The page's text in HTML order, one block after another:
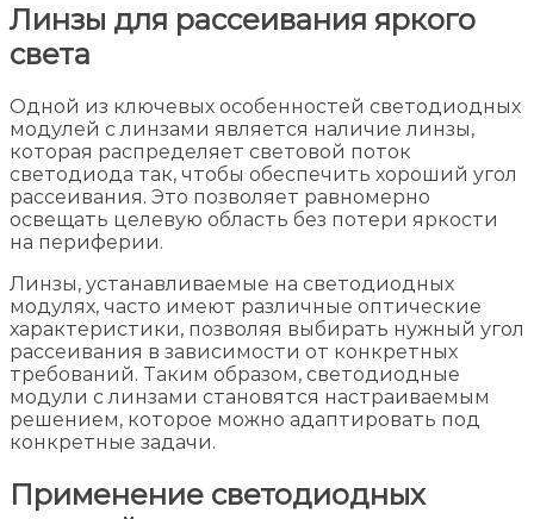
Линзы для рассеивания яркого
света
Одной из ключевых особенностей светодиодных
модулей с линзами является наличие линзы,
которая распределяет световой поток
светодиода так, чтобы обеспечить хороший угол
рассеивания. Это позволяет равномерно
освещать целевую область без потери яркости
на периферии.
Линзы, устанавливаемые на светодиодных
модулях, часто имеют различные оптические
характеристики, позволяя выбирать нужный угол
рассеивания в зависимости от конкретных
требований. Таким образом, светодиодные
модули с линзами становятся настраиваемым
решением, которое можно адаптировать под
конкретные задачи.
Применение светодиодных